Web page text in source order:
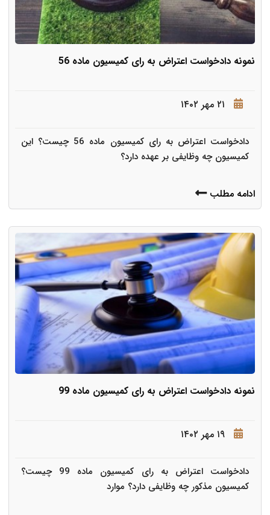
نمونه دادخواست اعتراض به رای کمیسیون ماده 56
۲۱ مهر ۱۴۰۲
دادخواست اعتراض به رای کمیسیون ماده 56 چیست؟ این
کمیسیون چه وظایفی بر عهده دارد؟
ادامه مطلب
نمونه دادخواست اعتراض به رای کمیسیون ماده 99
۱۹ مهر ۱۴۰۲
دادخواست اعتراض به رای کمیسیون ماده 99 چیست؟
کمیسیون مذکور چه وظایفی دارد؟ موارد